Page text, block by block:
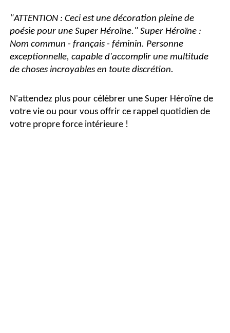
"ATTENTION : Ceci est une décoration pleine de
poésie pour une Super Héroïne." Super Héroïne :
Nom commun - français - féminin. Personne
exceptionnelle, capable d'accomplir une multitude
de choses incroyables en toute discrétion.
N'attendez plus pour célébrer une Super Héroïne de
votre vie ou pour vous offrir ce rappel quotidien de
votre propre force intérieure !